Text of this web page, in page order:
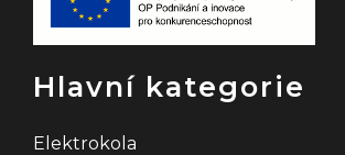
Hlavní kategorie
Elektrokola